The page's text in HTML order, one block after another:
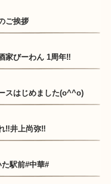
ご挨拶
家びーわん 1周年‼️
スはじめました(o^^o)
‼️井上尚弥‼️
た駅前#中華#